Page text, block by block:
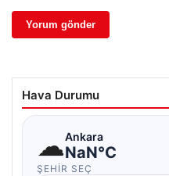
Hava Durumu
☁Ankara
NaN°C
ŞEHIR SEÇ